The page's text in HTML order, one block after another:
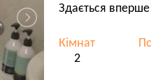
Здається
Кімнат
2